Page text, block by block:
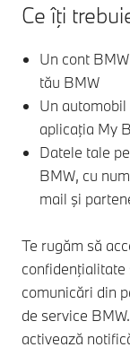
Ce îţi
Un cont
tău BMW
Un
aplicaţia My
Datele tale
BMW, cu
mail şi
Te rugăm să
confidenţialitate
comunicări din
de service
activează